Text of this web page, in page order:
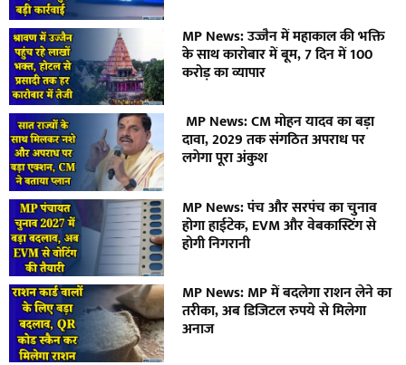
MP News: उज्जैन में महाकाल की भक्ति
के साथ कारोबार में बूम, 7 दिन में 100
करोड़ का व्यापार
MP News: CM मोहन यादव का बड़ा
दावा, 2029 तक संगठित अपराध पर
लगेगा पूरा अंकुश
MP News: पंच और सरपंच का चुनाव
होगा हाईटेक, EVM और वेबकास्टिंग से
होगी निगरानी
MP News: MP में बदलेगा राशन लेने का
तरीका, अब डिजिटल रुपये से मिलेगा
अनाज